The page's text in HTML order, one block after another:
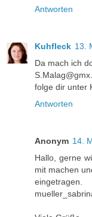
Antworten
Kuhfleck 13.
Da mach ich
folge dir unter
Antworten
Anonym 14.
Hallo, gerne
mit machen
eingetragen.